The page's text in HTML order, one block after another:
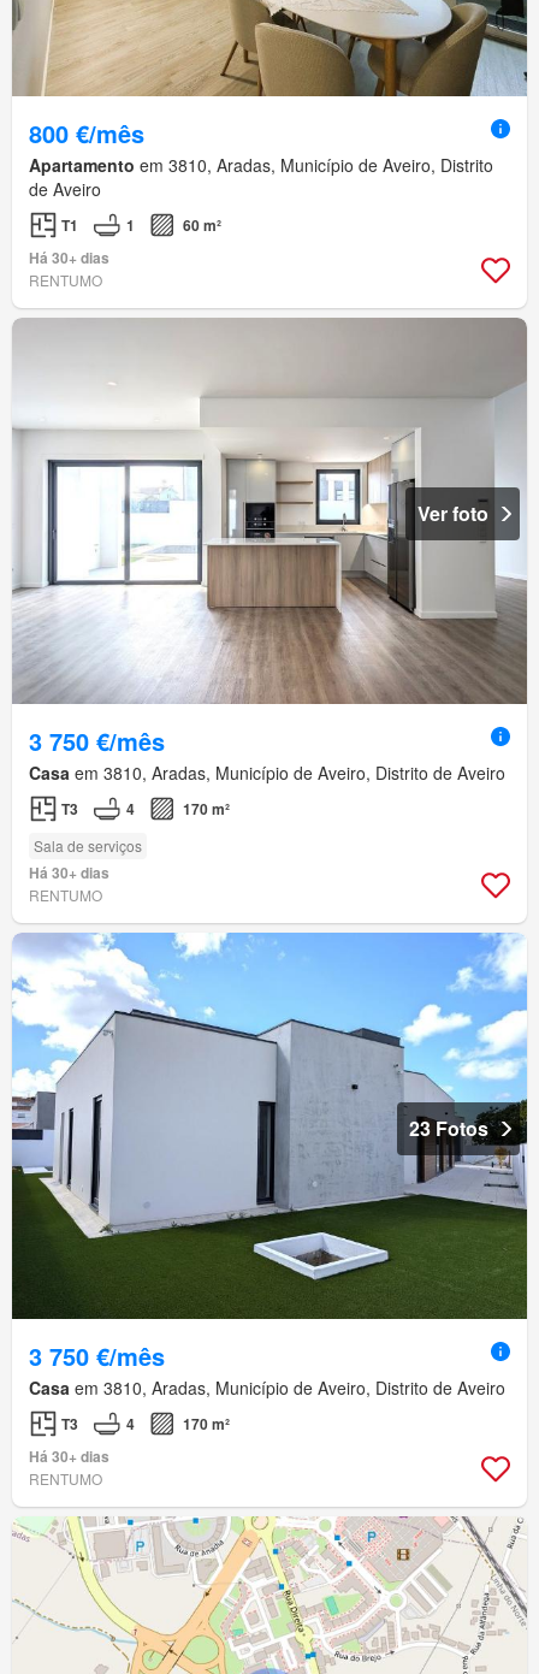
800 €/mês
Apartamento em 3810, Aradas, Município de Aveiro, Distrito
de Aveiro
T1 1
60 m²
Há 30+ dias
RENTUMO
Ver foto
3 750 €/mês
Casa em 3810, Aradas, Município de Aveiro, Distrito de Aveiro
T3 4 170 m²
Sala de serviços
Há 30+ dias
RENTUMO
23 Fotos
3 750 €/mês
Casa em 3810, Aradas, Município de Aveiro, Distrito de Aveiro
T3 4
170 m²
Há 30+ dias
RENTUMO